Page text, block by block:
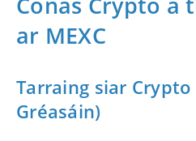
ar MEXC
Tarraing siar Crypto
Gréasáin)